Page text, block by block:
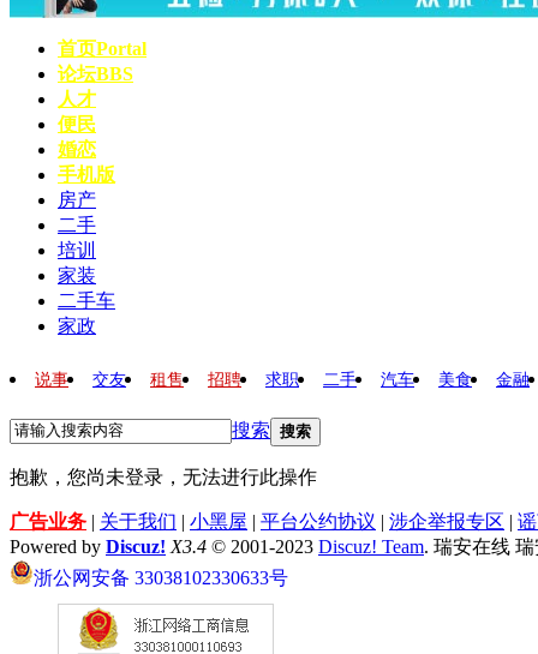
首页Portal
论坛BBS
人才
便民
婚恋
手机版
房产
二手
培训
家装
二手车
家政
说事 交友 租售 招聘 求职 二手 汽车 美食 金融
搜索 搜索
抱歉，您尚未登录，无法进行此操作
广告业务 | 关于我们 | 小黑屋 | 平台公约协议 | 涉企举报专区 |
Powered by Discuz! X3.4 © 2001-2023 Discuz! Team. 瑞安在线
浙公网安备 33038102330633号